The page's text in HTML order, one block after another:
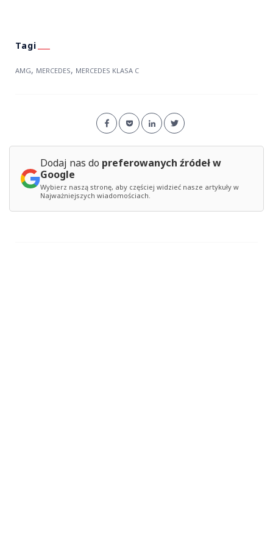
AMG, MERCEDES, MERCEDES KLASA C
Dodaj nas do preferowanych źródeł w
Google
Wybierz naszą stronę, aby częściej widzieć nasze artykuły w
Najważniejszych wiadomościach.